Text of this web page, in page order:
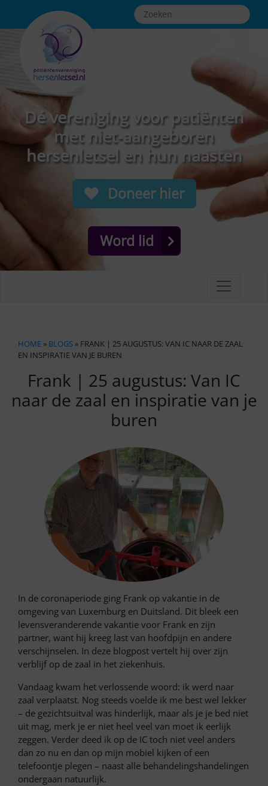
Dé vereniging voor patiënten
met niet-aangeboren
hersenletsel en hun naasten
Doneer hier
Word lid
HOME » BLOGS » FRANK | 25 AUGUSTUS: VAN IC NAAR DE ZAAL
EN INSPIRATIE VAN JE BUREN
Frank | 25 augustus: Van IC
naar de zaal en inspiratie van je
buren
In de coronaperiode ging Frank op vakantie in de
omgeving van Luxemburg en Duitsland. Dit bleek een
levensveranderende vakantie voor Frank en zijn
partner, want hij kreeg last van hoofdpijn en andere
verschijnselen. In deze blogpost vertelt hij over zijn
verblijf op de zaal in het ziekenhuis.
Vandaag kwam het verlossende woord: ik werd naar
zaal verplaatst. Nog steeds voelde ik me best wel lekker
– de gezichtsuitval was hinderlijk, maar als je je bed niet
uit mag, merk je er niet heel veel van moet ik eerlijk
zeggen. Verder deed ik op de IC toch niet veel anders
dan zo nu en dan op mijn mobiel kijken of een
telefoontje plegen – naast alle behandelingshandelingen
ondergaan natuurlijk.